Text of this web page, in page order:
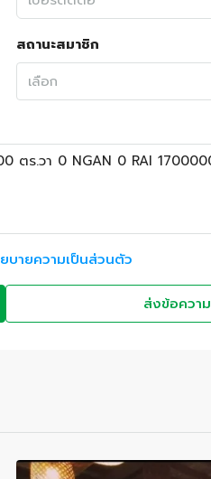
สถานะสมาชิก
เลือก
บายความเป็นส่วนตัว
ส่งข้อความ